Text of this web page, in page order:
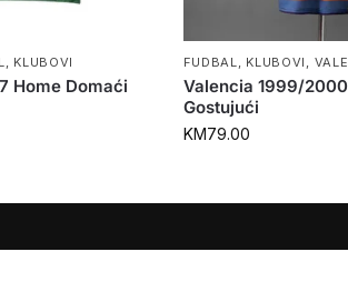
, KLUBOVI
Home Domaći
FUDBAL, KLUBOVI ,
Valencia 1999/
Gostujući
KM79.00